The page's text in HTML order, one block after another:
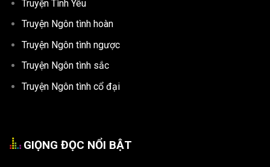
Truyện Tình Yêu
Truyện Ngôn tình hoàn
Truyện Ngôn tình ngược
Truyện Ngôn tình sắc
Truyện Ngôn tình cổ đại
GIỌNG ĐỌC NỔI BẬT